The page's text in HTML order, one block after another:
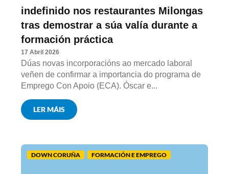
indefinido nos restaurantes Milongas
tras demostrar a súa valía durante a
formación práctica
17 Abril 2026
Dúas novas incorporacións ao mercado laboral
veñen de confirmar a importancia do programa de
Emprego Con Apoio (ECA). Óscar e...
LER MÁIS
DOWN CORUÑA FORMACIÓN E EMPREGO